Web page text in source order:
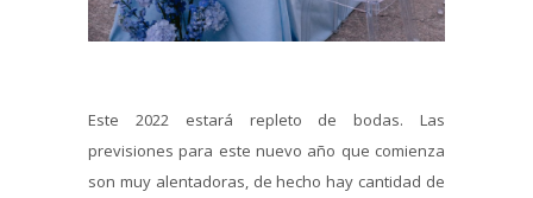
Este 2022 estará repleto de bodas. Las
previsiones para este nuevo año que comienza
son muy alentadoras, de hecho hay cantidad de